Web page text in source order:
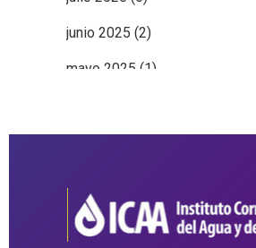
junio 2025 (2)
mayo 2025 (1)